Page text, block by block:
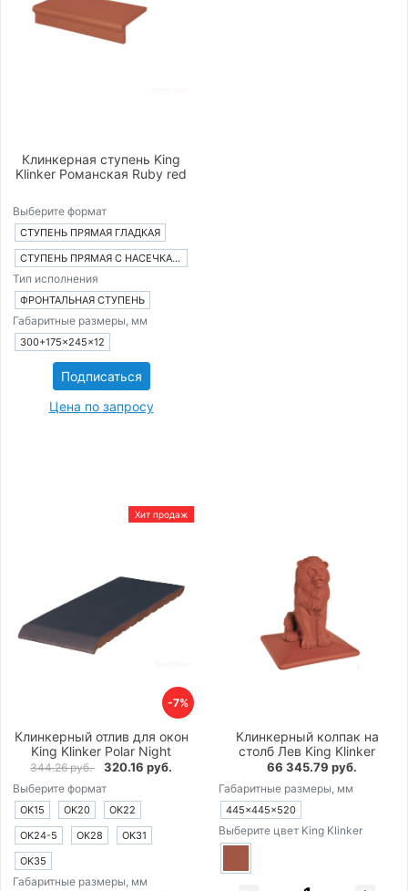
Клинкерная ступень King
Klinker Романская Ruby red
Выберите формат
СТУПЕНЬ ПРЯМАЯ ГЛАДКАЯ
СТУПЕНЬ ПРЯМАЯ С НАСЕЧКАМИ
Тип исполнения
ФРОНТАЛЬНАЯ СТУПЕНЬ
Габаритные размеры, мм
300+175×245×12
Подписаться
Цена по запросу
-7%
Хит продаж
Клинкерный отлив для окон
King Klinker Polar Night
344.26 руб. 320.16 руб.
Выберите формат
OK15 OK20
OK22
OK24-5
OK28
OK31
OK35
Габаритные размеры, мм
Клинкерный колпак на
столб Лев King Klinker
66 345.79 руб.
Габаритные размеры, мм
445×445×520
Выберите цвет King Klinker